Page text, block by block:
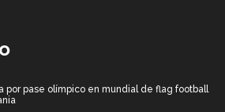
por pase olímpico en mundial de flag football